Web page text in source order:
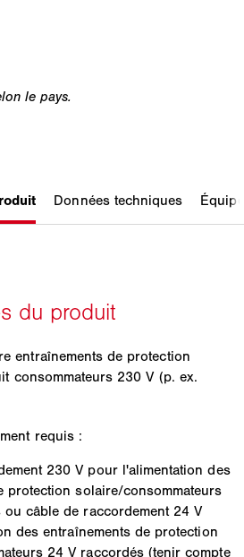
entraînements de protection
consommateurs 230 V (p. ex.
requis :
230 V pour l'alimentation des
protection solaire/consommateurs
câble de raccordement 24 V
des entraînements de protection
24 V raccordés (tenir compte